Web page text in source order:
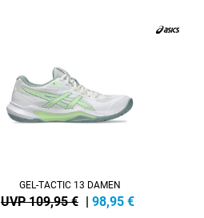
GEL-TACTIC 13 DAMEN
UVP 109,95 € | 98,95 €